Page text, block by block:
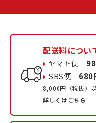
配送料につい
ヤマト便
SBS便 680
8,000円（税抜）
詳しくはこちら